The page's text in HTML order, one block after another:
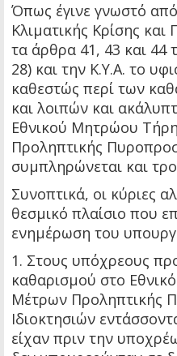
Όπως έγινε γνωστό
Κλιματικής Κρίσης
τα άρθρα 41, 43 και 44
28) και την Κ.Υ.Α. το
καθεστώς περί των
και λοιπών και
Εθνικού Μητρώου
Προληπτικής
συμπληρώνεται και
Συνοπτικά, οι κύριες
θεσμικό πλαίσιο που
ενημέρωση του
1. Στους υπόχρεους
καθαρισμού στο
Μέτρων Προληπτικής
Ιδιοκτησιών
είχαν πριν την